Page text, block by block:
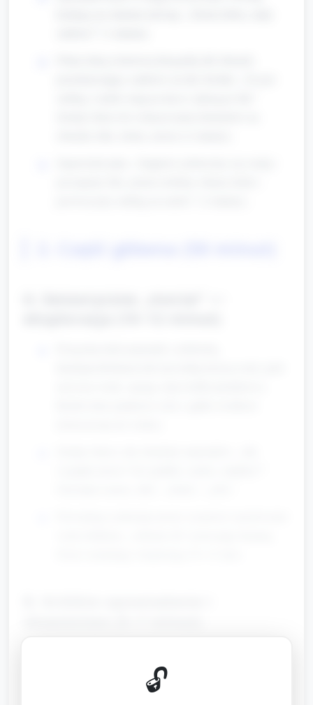
historyjkę: „Mały Jaś (lub Mała Zosia) jedzie na
desce. Fale są duże, deska stoi prosto, a potem na fali
🔓